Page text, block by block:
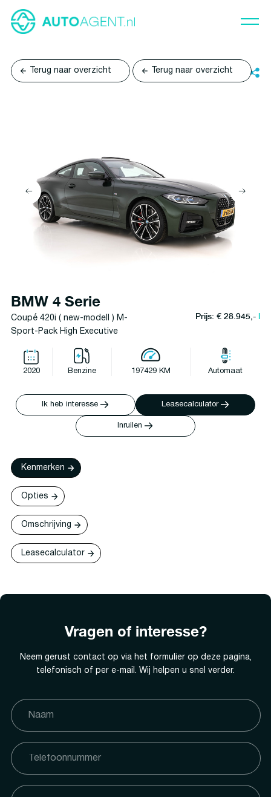
Terug naar overzicht Terug naar overzicht
BMW 4 Serie
Coupé 420i ( new-modell ) M-
Sport-Pack High Executive
Prijs: € 28.945,-l
2020 Benzine 197429 KM Automaat
Ik heb interesse Leasecalculator
Inruilen
Kenmerken
Opties
Omschrijving
Leasecalculator
Vragen of interesse?
Neem gerust contact op via het formulier op deze pagina,
telefonisch of per e-mail. Wij helpen u snel verder.